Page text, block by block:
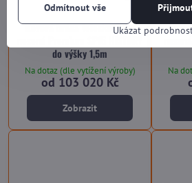
Kovová brána teleskopická
do výšky 1,5m
Na dotaz (dle vytížení výroby)
od 103 020 Kč
Zobrazit
Na
Ukázat
Odmítnout vše